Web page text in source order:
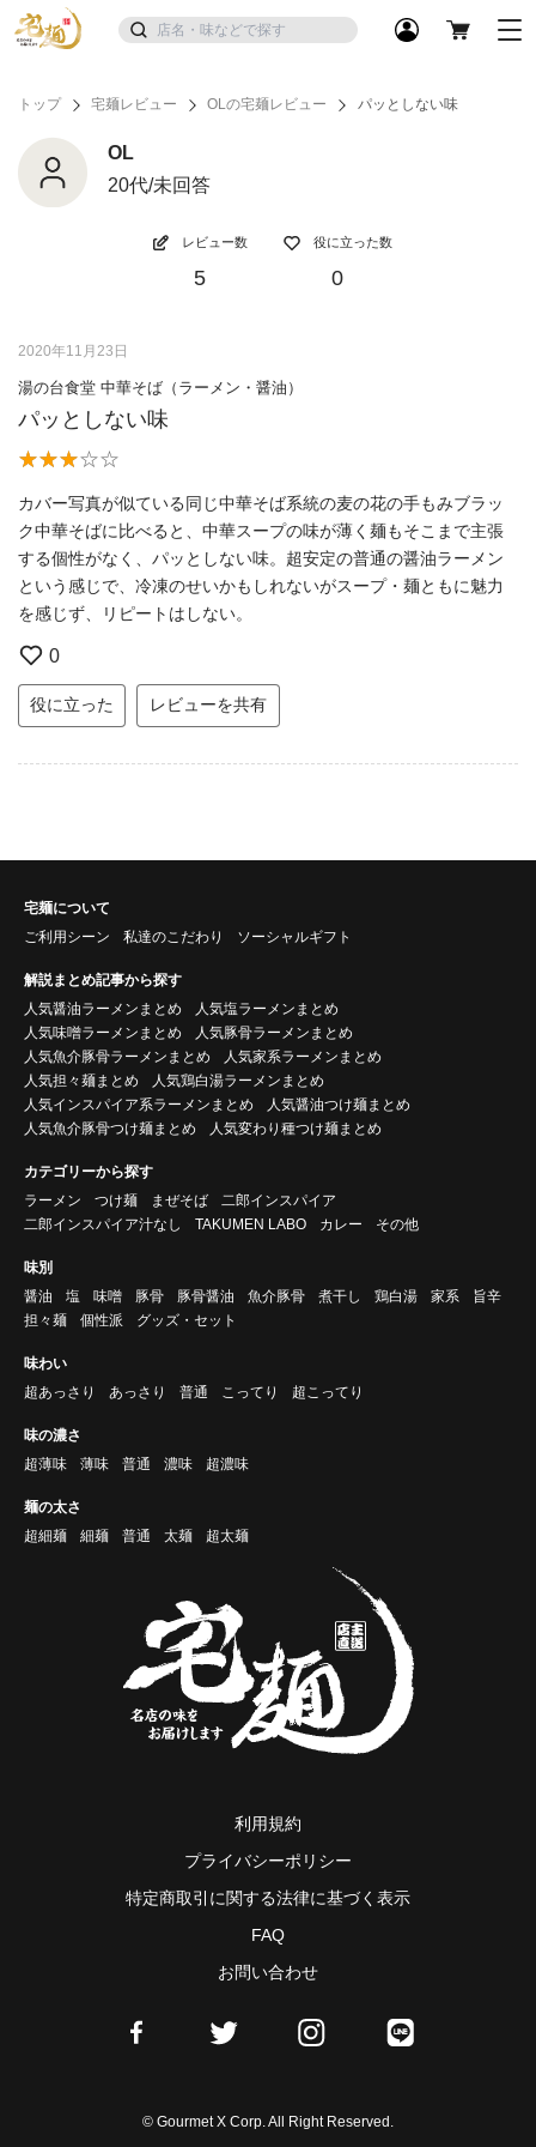
トップ 宅麺レビュー OLの宅麺レビュー パッとしない味
OL
20代/未回答
レビュー数
5
役に立った数
0
2020年11月23日
湯の台食堂 中華そば（ラーメン・醤油）
パッとしない味
カバー写真が似ている同じ中華そば系統の麦の花の手もみブラッ
ク中華そばに比べると、中華スープの味が薄く麺もそこまで主張
する個性がなく、パッとしない味。超安定の普通の醤油ラーメン
という感じで、冷凍のせいかもしれないがスープ・麺ともに魅力
を感じず、リピートはしない。
0
役に立った レビューを共有
宅麺について
ご利用シーン
私達のこだわり ソーシャルギフト
解説まとめ記事から探す
人気醤油ラーメンまとめ
人気塩ラーメンまとめ
人気味噌ラーメンまとめ
人気豚骨ラーメンまとめ
人気魚介豚骨ラーメンまとめ
人気家系ラーメンまとめ
人気担々麺まとめ
人気鶏白湯ラーメンまとめ
人気インスパイア系ラーメンまとめ
人気醤油つけ麺まとめ
人気魚介豚骨つけ麺まとめ
人気変わり種つけ麺まとめ
カテゴリーから探す
ラーメン
つけ麺 まぜそば
二郎インスパイア
二郎インスパイア汁なし
TAKUMEN LABO カレー その他
味別
醤油
塩 味噌 豚骨 豚骨醤油 魚介豚骨 煮干し 鶏白湯 家系
旨辛
担々麺
個性派 グッズ・セット
味わい
超あっさり
あっさり 普通 こってり 超こってり
味の濃さ
超薄味
薄味 普通 濃味 超濃味
麺の太さ
超細麺
細麺 普通 太麺 超太麺
利用規約
プライバシーポリシー
特定商取引に関する法律に基づく表示
FAQ
お問い合わせ
© Gourmet X Corp. All Right Reserved.